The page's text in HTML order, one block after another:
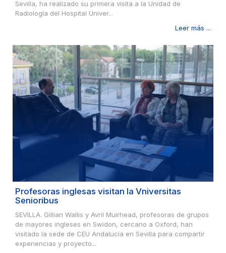
Sevilla, ha realizado su primera visita a la Unidad de
Radiología del Hospital Univer...
Leer más ...
Profesoras inglesas visitan la Vniversitas
Senioribus
SEVILLA. Gillian Wallis y Avril Muirhead, profesoras de grupos
de mayores ingleses en Swidon, cercano a Oxford, han
visitado la sede de CEU Andalucía en Sevilla para compartir
experiencias y proyecto...